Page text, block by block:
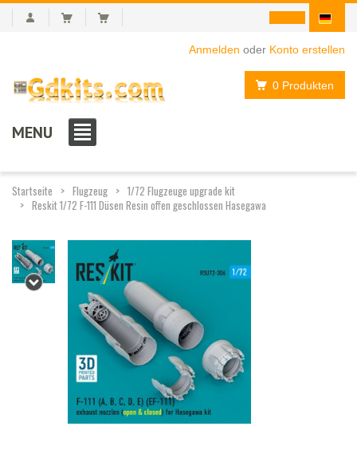
Anmelden oder Konto erstellen
0 Produkten
MENU
Startseite Flugzeug
1/72 Flugzeuge upgrade kit
Reskit 1/72 F-111 Düsen Resin offen geschlossen Hasegawa